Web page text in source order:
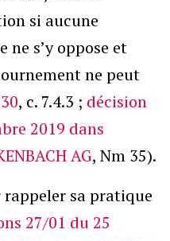
si aucune
s’y oppose et
ne peut
, c. 7.4.3 ; décision
2019 dans
AG, Nm 35).
rappeler sa pratique
27/01 du 25